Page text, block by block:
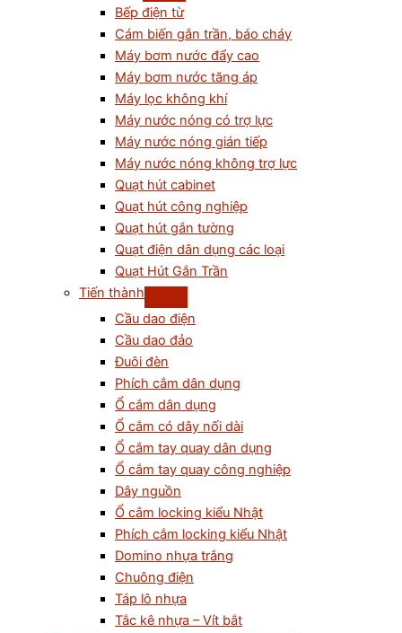
Bếp điện từ
Cám biến gắn trần, báo cháy
Máy bơm nước đẩy cao
Máy bơm nước tăng áp
Máy lọc không khí
Máy nước nóng có trợ lực
Máy nước nóng gián tiếp
Máy nước nóng không trợ lực
Quạt hút cabinet
Quạt hút công nghiệp
Quạt hút gắn tường
Quạt điện dân dụng các loại
Quạt Hút Gắn Trần
Tiến thành
Cầu dao điện
Cầu dao đảo
Đuôi đèn
Phích cắm dân dụng
Ổ cắm dân dụng
Ổ cắm có dây nối dài
Ổ cắm tay quay dân dụng
Ổ cắm tay quay công nghiệp
Dây nguồn
Ổ cắm locking kiểu Nhật
Phích cắm locking kiểu Nhật
Domino nhựa trắng
Chuông điện
Táp lô nhựa
Tắc kê nhựa – Vít bắt